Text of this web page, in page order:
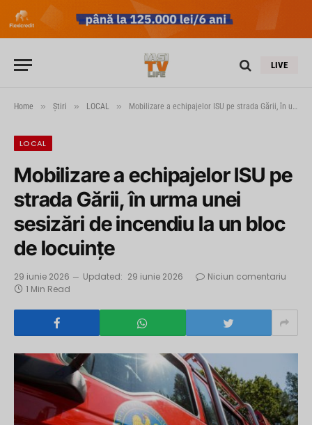
LIVE
Home » Știri » LOCAL » Mobilizare a echipajelor ISU pe strada Gării, în urma unei sesizări de incendiu la un bloc de locuințe
LOCAL
Mobilizare a echipajelor ISU pe
strada Gării, în urma unei
sesizări de incendiu la un bloc
de locuințe
29 iunie 2026 Updated: 29 iunie 2026
Niciun comentariu
1 Min Read